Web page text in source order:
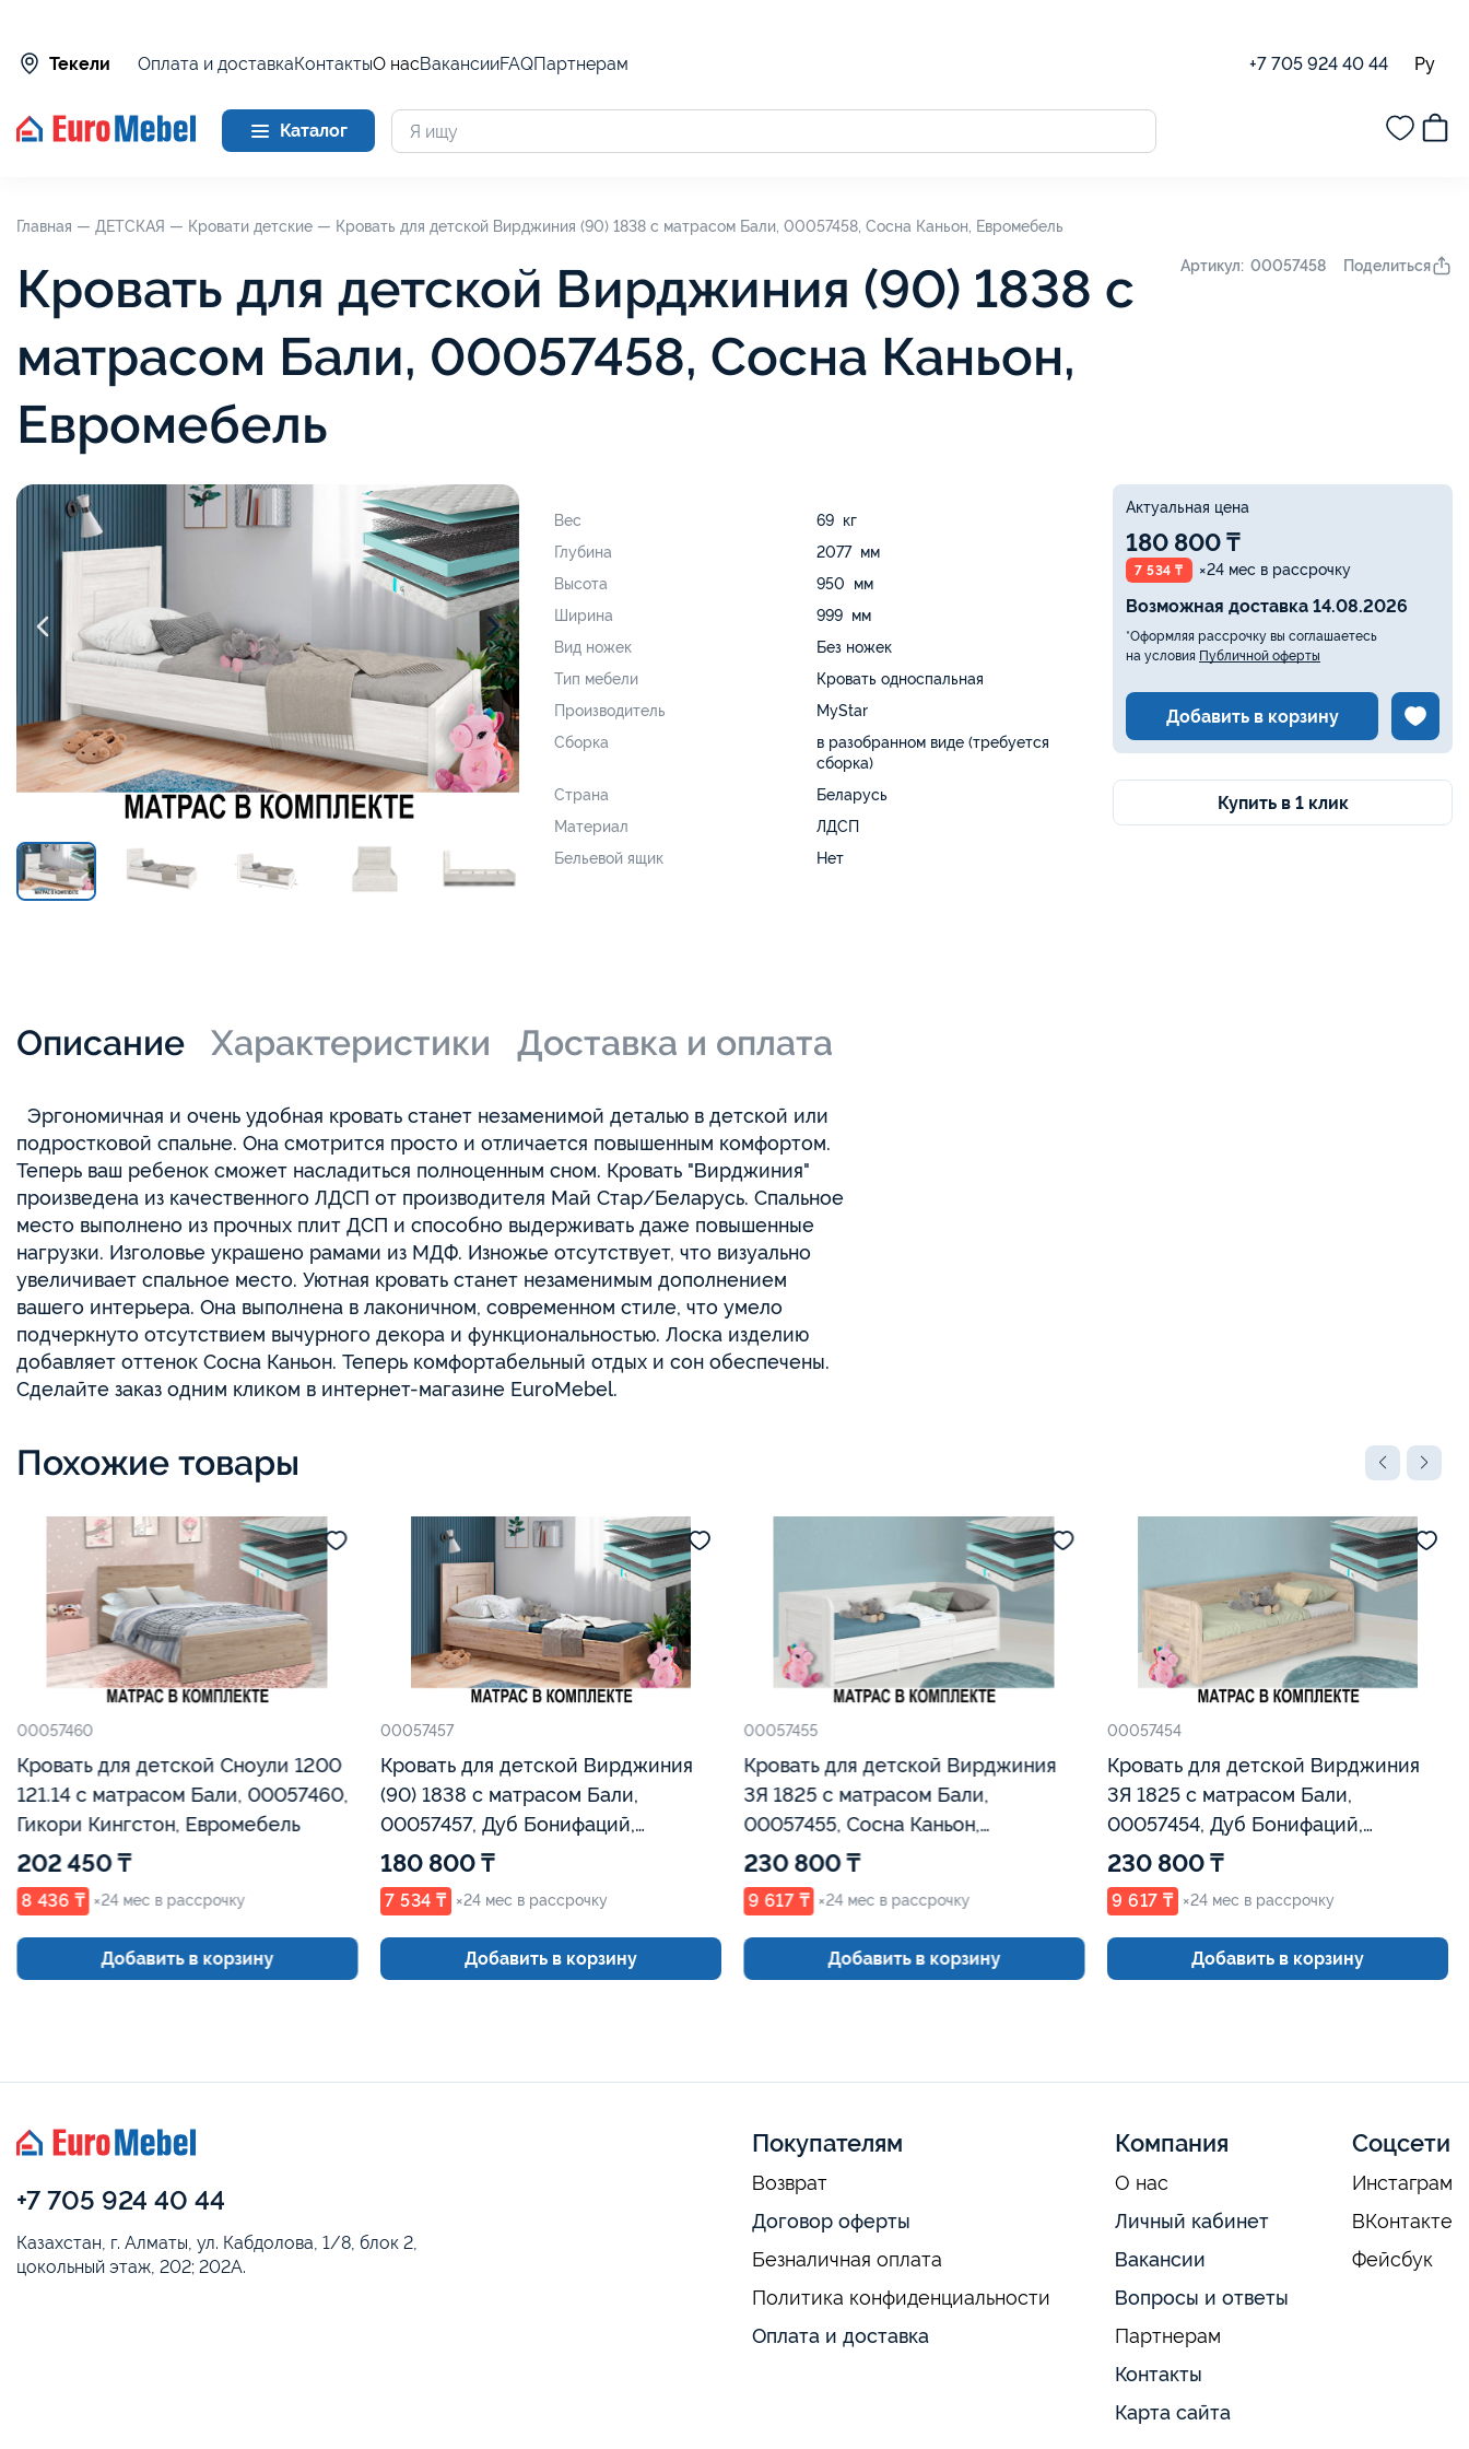
Текели Оплата и доставкаКонтактыО насВакансииFAQПартнерам +7 705 924 40 44 Ру
Каталог
Главная — ДЕТСКАЯ — Кровати детские — Кровать для детской Вирджиния (90) 1838 с матрасом Бали, 00057458, Сосна Каньон, Евромебель
Кровать для детской Вирджиния (90) 1838 с
матрасом Бали, 00057458, Сосна Каньон,
Евромебель
Артикул: 00057458 Поделиться
Вес
69 кг
Глубина
2077 мм
Высота
950 мм
Ширина
999 мм
Вид ножек
Без ножек
Тип мебели
Кровать односпальная
Производитель
MyStar
Сборка
в разобранном виде (требуется
сборка)
Страна
Беларусь
Материал
ЛДСП
Бельевой ящик
Нет
Актуальная цена
180 800 ₸
7 534 ₸ ×24 мес в рассрочку
Возможная доставка 14.08.2026
*Оформляя рассрочку вы соглашаетесь
на условия Публичной оферты
Добавить в корзину
Купить в 1 клик
Описание Характеристики Доставка и оплата
Эргономичная и очень удобная кровать станет незаменимой деталью в детской или
подростковой спальне. Она смотрится просто и отличается повышенным комфортом.
Теперь ваш ребенок сможет насладиться полноценным сном. Кровать "Вирджиния"
произведена из качественного ЛДСП от производителя Май Стар/Беларусь. Спальное
место выполнено из прочных плит ДСП и способно выдерживать даже повышенные
нагрузки. Изголовье украшено рамами из МДФ. Изножье отсутствует, что визуально
увеличивает спальное место. Уютная кровать станет незаменимым дополнением
вашего интерьера. Она выполнена в лаконичном, современном стиле, что умело
подчеркнуто отсутствием вычурного декора и функциональностью. Лоска изделию
добавляет оттенок Сосна Каньон. Теперь комфортабельный отдых и сон обеспечены.
Сделайте заказ одним кликом в интернет-магазине EuroMebel.
Похожие товары
00057460
Кровать для детской Сноули 1200
121.14 с матрасом Бали, 00057460,
Гикори Кингстон, Евромебель
202 450 ₸
8 436 ₸ ×24 мес в рассрочку
Добавить в корзину
00057457
Кровать для детской Вирджиния
(90) 1838 с матрасом Бали,
00057457, Дуб Бонифаций,
Евромебель
180 800 ₸
7 534 ₸ ×24 мес в рассрочку
Добавить в корзину
00057455
Кровать для детской Вирджиния
3Я 1825 с матрасом Бали,
00057455, Сосна Каньон,
Евромебель
230 800 ₸
9 617 ₸ ×24 мес в рассрочку
Добавить в корзину
00057454
Кровать для детской Вирджиния
3Я 1825 с матрасом Бали,
00057454, Дуб Бонифаций,
Евромебель
230 800 ₸
9 617 ₸ ×24 мес в рассрочку
Добавить в корзину
+7 705 924 40 44
Казахстан, г. Алматы, ул. Кабдолова, 1/8, блок 2,
цокольный этаж, 202; 202А.
Покупателям
Возврат
Договор оферты
Безналичная оплата
Политика конфиденциальности
Оплата и доставка
Компания
О нас
Личный кабинет
Вакансии
Вопросы и ответы
Партнерам
Контакты
Карта сайта
Соцсети
Инстаграм
ВКонтакте
Фейсбук